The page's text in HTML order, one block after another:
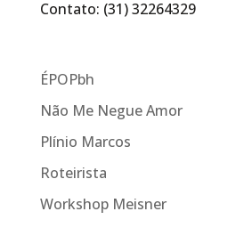
Contato: (31) 32264329
ÉPOPbh
Não Me Negue Amor
Plínio Marcos
Roteirista
Workshop Meisner